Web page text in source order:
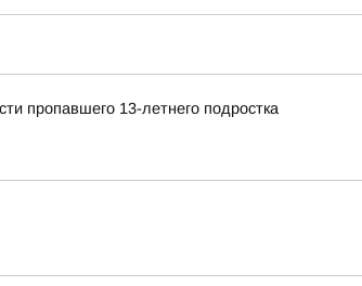
пропавшего 13-летнего подростка